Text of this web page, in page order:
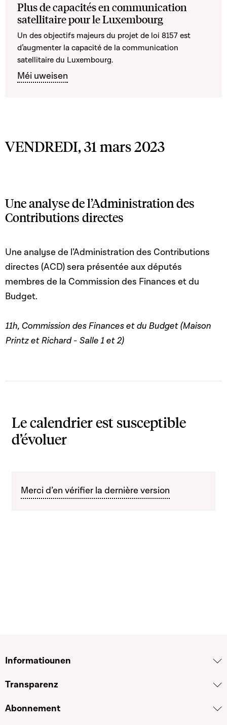
Plus de capacités en communication
satellitaire pour le Luxembourg
Un des objectifs majeurs du projet de loi 8157 est
d’augmenter la capacité de la communication
satellitaire du Luxembourg.
Méi uweisen
VENDREDI, 31 mars 2023
Une analyse de l’Administration des
Contributions directes
Une analyse de l’Administration des Contributions
directes (ACD) sera présentée aux députés
membres de la Commission des Finances et du
Budget.
11h, Commission des Finances et du Budget (Maison
Printz et Richard - Salle 1 et 2)
Le calendrier est susceptible
d’évoluer
Merci d’en vérifier la dernière version
Informatiounen
Transparenz
Abonnement